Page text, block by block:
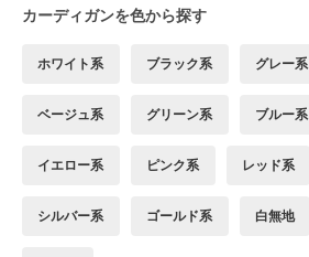
カーディガンを色から探す
ホワイト系 ブラック系 グレー系
ベージュ系 グリーン系 ブルー系
イエロー系 ピンク系 レッド系
シルバー系 ゴールド系 白無地